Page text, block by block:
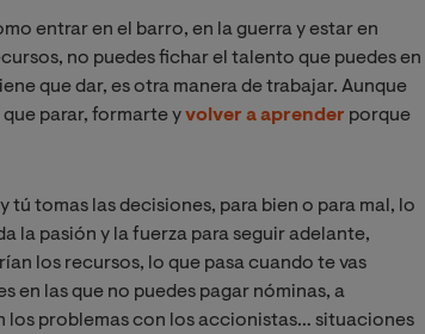
entrar en el barro, en la guerra y estar en
no puedes fichar el talento que puedes en
que dar, es otra manera de trabajar. Aunque
parar, formarte yvolver a aprender porque
tú tomas las decisiones, para bien o para mal, lo
la pasión y la fuerza para seguir adelante,
los recursos, lo que pasa cuando te vas
en las que no puedes pagar nóminas, a
los problemas con los accionistas… situaciones